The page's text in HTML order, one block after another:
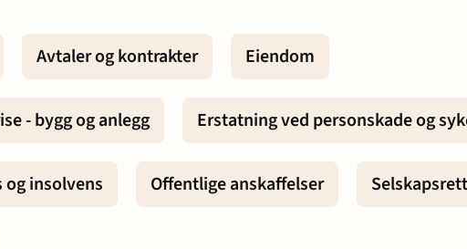
Avtaler og kontrakter Eiendom
- bygg og anlegg Erstatning ved personskade og
og insolvens Offentlige anskaffelser Selskapsrett
Karriere